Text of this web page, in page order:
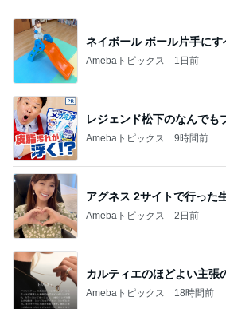
ネイボール ボール片手にす
Amebaトピックス 1日前
レジェンド松下のなんでも
Amebaトピックス 9時間前
アグネス 2サイトで行った
Amebaトピックス 2日前
カルティエのほどよい主張
Amebaトピックス 18時間前